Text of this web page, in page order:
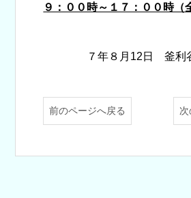
９：００時～１７：００時（
令
７年８月12日 釜利
前のページへ戻る